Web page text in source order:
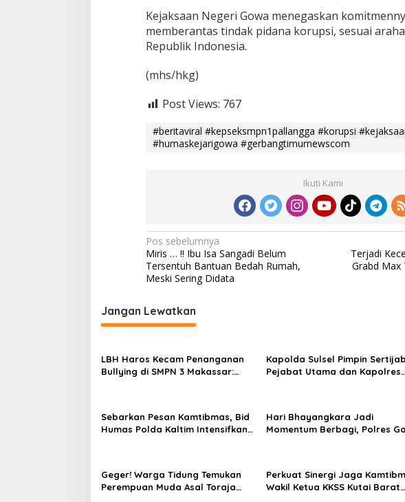
Kejaksaan Negeri Gowa menegaskan
memberantas tindak pidana korupsi, sesuai
Republik Indonesia.
(mhs/hkg)
Post Views: 767
#beritaviral #kepseksmpn1pallangga #korupsi
#humaskejarigowa #gerbangtimurnewscom
Ikuti Kami
N
a
v
i
g
s
i
o
s
Pos sebelumnya
Miris … !! Ibu Isa Sangadi Belum
Tersentuh Bantuan Bedah Rumah,
Meski Sering Didata
Terjadi
Grabd Max
Jangan Lewatkan
LBH Haros Kecam Penanganan
Bullying di SMPN 3 Makassar:
Kapolda Sulsel Pimpin Sertijab
Pejabat Utama dan Kapolres
Sebarkan Pesan Kamtibmas, Bid
Humas Polda Kaltim Intensifkan
Hari Bhayangkara Jadi
Momentum Berbagi, Polres
Geger! Warga Tidung Temukan
Perempuan Muda Asal Toraja
Perkuat Sinergi Jaga
Wakil Ketua KKSS Kutai Barat